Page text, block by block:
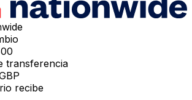
transferencia
recibe